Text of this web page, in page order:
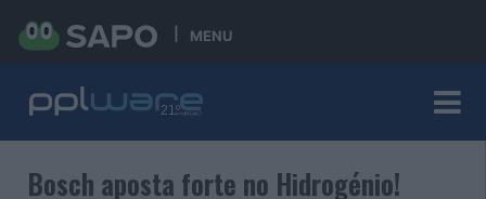
MENU
Bosch aposta forte no Hidrogénio!